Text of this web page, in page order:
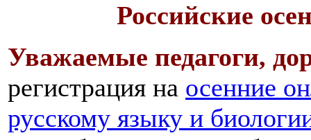
Российские
Уважаемые педагоги,
регистрация на осенние
русскому языку и